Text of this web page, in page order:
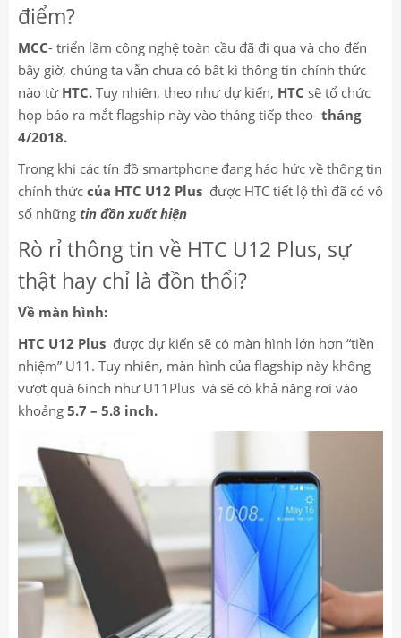
điểm?
MCC- triển lãm công nghệ toàn cầu đã đi qua và cho đến
bây giờ, chúng ta vẫn chưa có bất kì thông tin chính thức
nào từ HTC. Tuy nhiên, theo như dự kiến, HTC sẽ tổ chức
họp báo ra mắt flagship này vào tháng tiếp theo- tháng
4/2018.
Trong khi các tín đồ smartphone đang háo hức về thông tin
chính thức của HTC U12 Plus được HTC tiết lộ thì đã có vô
số những tin đồn xuất hiện
Rò rỉ thông tin về HTC U12 Plus, sự
thật hay chỉ là đồn thổi?
Về màn hình:
HTC U12 Plus được dự kiến sẽ có màn hình lớn hơn “tiền
nhiệm” U11. Tuy nhiên, màn hình của flagship này không
vượt quá 6inch như U11Plus và sẽ có khả năng rơi vào
khoảng 5.7 – 5.8 inch.